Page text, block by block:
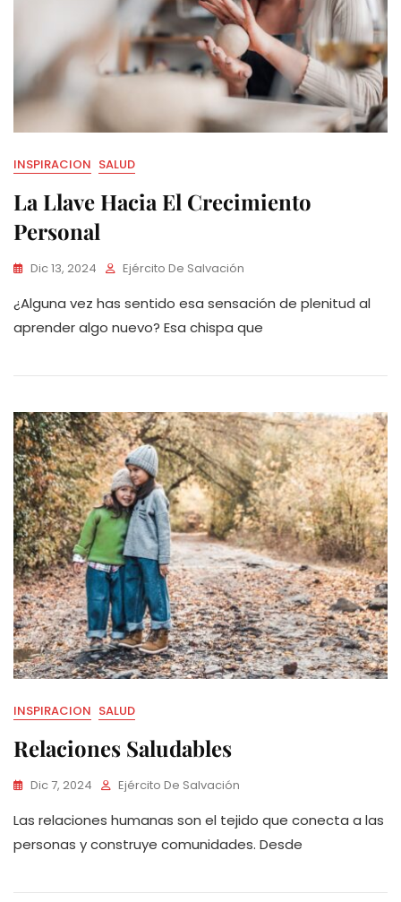
INSPIRACION SALUD
La Llave Hacia El Crecimiento
Personal
Dic 13, 2024 Ejército De Salvación
¿Alguna vez has sentido esa sensación de plenitud al
aprender algo nuevo? Esa chispa que
INSPIRACION SALUD
Relaciones Saludables
Dic 7, 2024 Ejército De Salvación
Las relaciones humanas son el tejido que conecta a las
personas y construye comunidades. Desde